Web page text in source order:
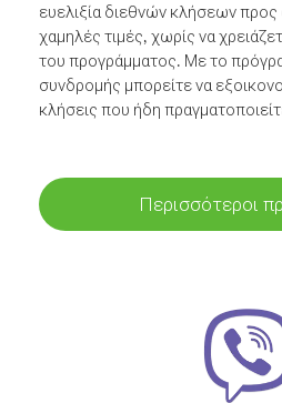
ευελιξία διεθνών κλήσεων προς
χαμηλές τιμές, χωρίς να
του προγράμματος. Με το
συνδρομής μπορείτε να
κλήσεις που ήδη
Περισσότεροι